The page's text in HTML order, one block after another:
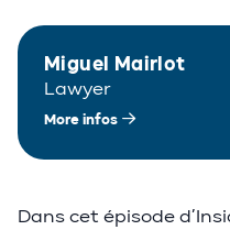
Miguel Mairlot
Lawyer
More infos
Dans cet épisode